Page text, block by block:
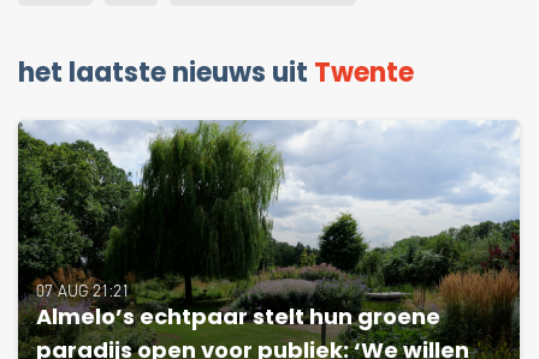
het laatste nieuws uit Twente
07 AUG 21:21
Almelo’s echtpaar stelt hun groene
paradijs open voor publiek: ‘We willen